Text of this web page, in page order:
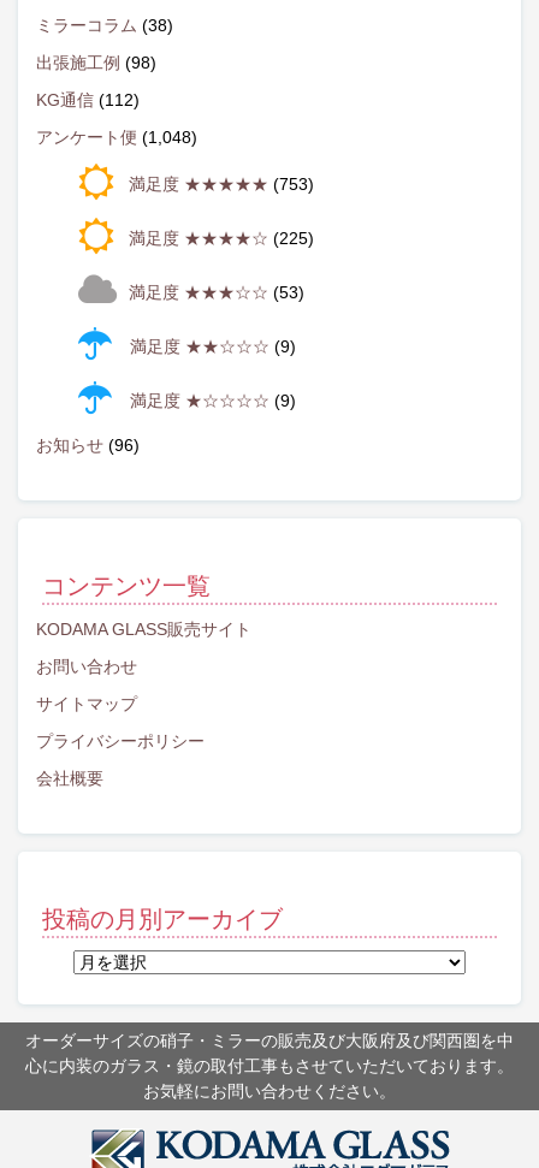
ミラーコラム (38)
出張施工例 (98)
KG通信 (112)
アンケート便 (1,048)
満足度 ★★★★★ (753)
満足度 ★★★★☆ (225)
満足度 ★★★☆☆ (53)
満足度 ★★☆☆☆ (9)
満足度 ★☆☆☆☆ (9)
お知らせ (96)
コンテンツ一覧
KODAMA GLASS販売サイト
お問い合わせ
サイトマップ
プライバシーポリシー
会社概要
投稿の月別アーカイブ
月
別
ー
オーダーサイズの硝子・ミラーの販売及び大阪府及び関西圏を中
心に内装のガラス・鏡の取付工事もさせていただいております。
お気軽にお問い合わせください。